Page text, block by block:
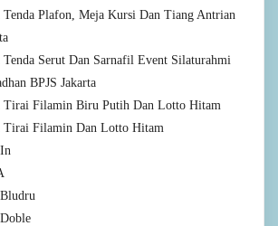
Tenda Plafon, Meja Kursi Dan Tiang Antrian
Tenda Serut Dan Sarnafil Event Silaturahmi
BPJS Jakarta
Tirai Filamin Biru Putih Dan Lotto Hitam
Tirai Filamin Dan Lotto Hitam